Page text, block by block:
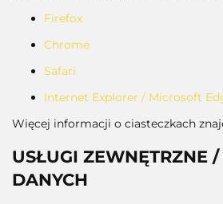
Firefox
Chrome
Safari
Internet Explorer / Microsoft
Więcej informacji o ciasteczkach
USŁUGI ZEWNĘTRZNE
DANYCH